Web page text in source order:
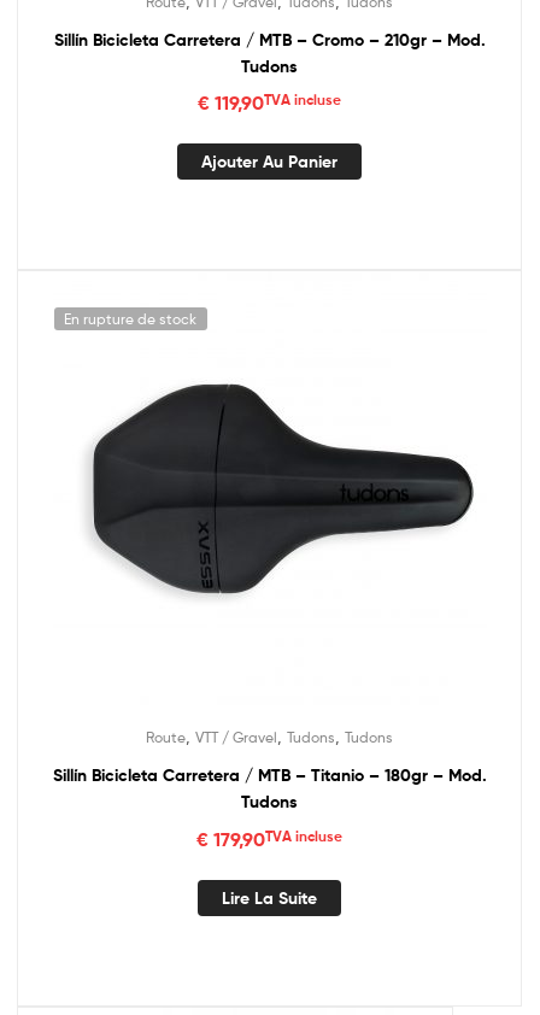
Sillín Bicicleta Carretera / MTB – Cromo – 210gr – Mod.
Tudons
€ 119,90TVA incluse
Ajouter Au Panier
En rupture de stock
Route VTT / Gravel Tudons Tudons
Sillín Bicicleta Carretera / MTB – Titanio – 180gr – Mod.
Tudons
€ 179,90TVA incluse
Lire La Suite